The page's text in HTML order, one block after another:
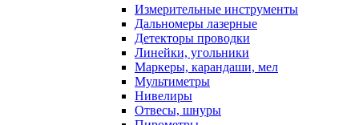
Измерительные инструменты
Дальномеры лазерные
Детекторы проводки
Линейки, угольники
Маркеры, карандаши, мел
Мультиметры
Нивелиры
Отвесы, шнуры